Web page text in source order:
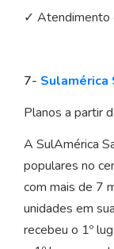
✓ Atendimento
7- Sulamérica
Planos a partir
A SulAmérica
populares no
com mais de 7
unidades em
recebeu o 1º